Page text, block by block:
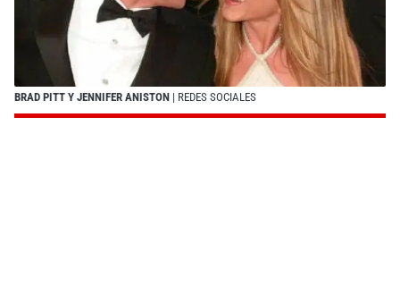
BRAD PITT Y JENNIFER ANISTON | REDES SOCIALES